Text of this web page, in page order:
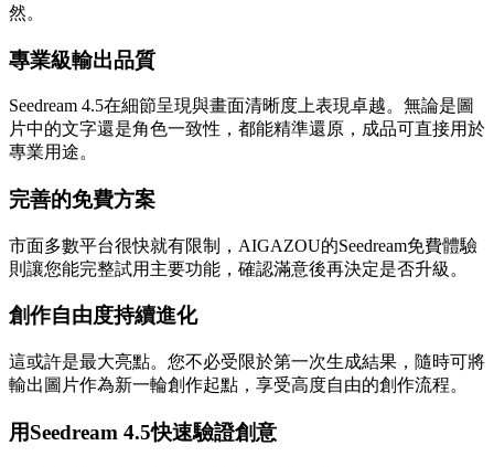
然。
專業級輸出品質
Seedream 4.5在細節呈現與畫面清晰度上表現卓越。無論是圖
片中的文字還是角色一致性，都能精準還原，成品可直接用於
專業用途。
完善的免費方案
市面多數平台很快就有限制，AIGAZOU的Seedream免費體驗
則讓您能完整試用主要功能，確認滿意後再決定是否升級。
創作自由度持續進化
這或許是最大亮點。您不必受限於第一次生成結果，隨時可將
輸出圖片作為新一輪創作起點，享受高度自由的創作流程。
用Seedream 4.5快速驗證創意